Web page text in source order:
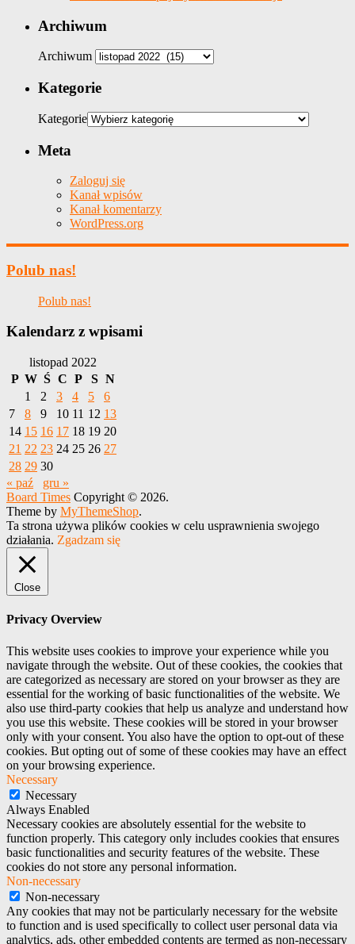
Archiwum
Archiwum
Kategorie
Kategorie
Meta
Zaloguj się
Kanał wpisów
Kanał komentarzy
WordPress.org
Polub nas!
Polub nas!
Kalendarz z wpisami
listopad 2022
P W Ś C P S N
1
2 3 4 5
6
7
8 9 10 11 12 13
14 15 16 17 18 19 20
21 22 23 24 25 26 27
28 29 30
« paź
gru »
Board Times Copyright © 2026.
Theme by MyThemeShop.
Ta strona używa plików cookies w celu usprawnienia swojego
działania. Zgadzam się
Close
Privacy Overview
This website uses cookies to improve your experience while you
navigate through the website. Out of these cookies, the cookies that
are categorized as necessary are stored on your browser as they are
essential for the working of basic functionalities of the website. We
also use third-party cookies that help us analyze and understand how
you use this website. These cookies will be stored in your browser
only with your consent. You also have the option to opt-out of these
cookies. But opting out of some of these cookies may have an effect
on your browsing experience.
Necessary
Necessary
Always Enabled
Necessary cookies are absolutely essential for the website to
function properly. This category only includes cookies that ensures
basic functionalities and security features of the website. These
cookies do not store any personal information.
Non-necessary
Non-necessary
Any cookies that may not be particularly necessary for the website
to function and is used specifically to collect user personal data via
analytics, ads, other embedded contents are termed as non-necessary